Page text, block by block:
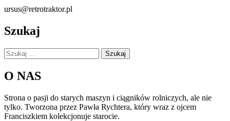
ursus@retrotraktor.pl
Szukaj
Szukaj:
O NAS
Strona o pasji do starych maszyn i ciągników rolniczych, ale nie
tylko. Tworzona przez Pawła Rychtera, który wraz z ojcem
Franciszkiem kolekcjonuje starocie.